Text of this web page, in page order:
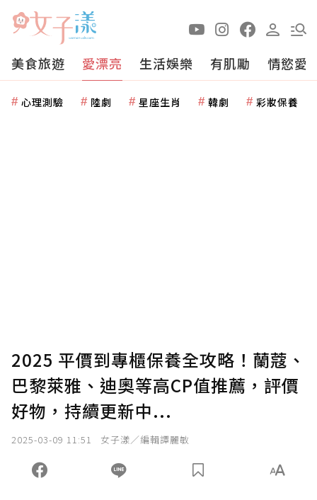
美食旅遊 愛漂亮 生活娛樂 有肌勵 情慾愛
心理測驗 陸劇 星座生肖 韓劇 彩妝保養
2025 平價到專櫃保養全攻略！蘭蔻、
巴黎萊雅、迪奧等高CP值推薦，評價
好物，持續更新中...
2025-03-09 11:51 女子漾／編輯譚麗敏